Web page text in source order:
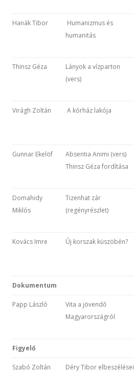
Hanák Tibor
Humanizmus és
humanitás
Thinsz Géza
Lányok a vízparton
(vers)
Virágh Zoltán A kórház lakója
Gunnar Ekelöf
Absentia Animi (vers)
Thinsz Géza fordítása
Domahidy
Miklós
Tizenhat zár
(regényrészlet)
Kovács Imre Új korszak küszöbén?
Dokumentum
Papp László
Vita a jövendő
Magyarországról
Figyelő
Szabó Zoltán Déry Tibor elbeszélései